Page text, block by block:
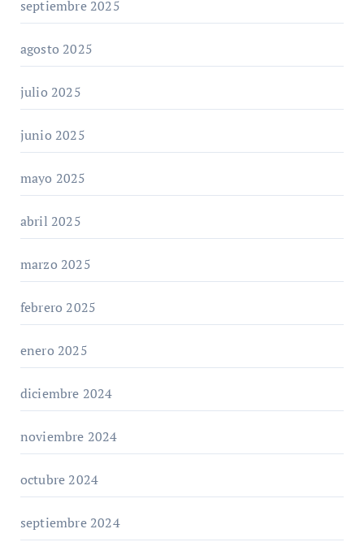
septiembre 2025
agosto 2025
julio 2025
junio 2025
mayo 2025
abril 2025
marzo 2025
febrero 2025
enero 2025
diciembre 2024
noviembre 2024
octubre 2024
septiembre 2024